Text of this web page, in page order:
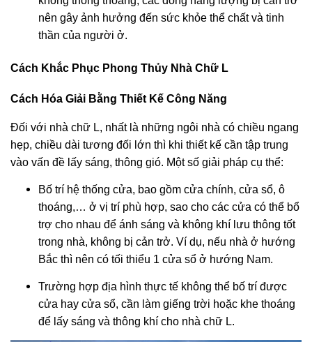
nên gây ảnh hưởng đến sức khỏe thể chất và tinh
thần của người ở.
Cách Khắc Phục Phong Thủy Nhà Chữ L
Cách Hóa Giải Bằng Thiết Kế Công Năng
Đối với nhà chữ L, nhất là những ngôi nhà có chiều ngang
hẹp, chiều dài tương đối lớn thì khi thiết kế cần tập trung
vào vấn đề lấy sáng, thông gió. Một số giải pháp cụ thể:
Bố trí hệ thống cửa, bao gồm cửa chính, cửa sổ, ô
thoáng,… ở vị trí phù hợp, sao cho các cửa có thể bổ
trợ cho nhau để ánh sáng và không khí lưu thông tốt
trong nhà, không bị cản trở. Ví dụ, nếu nhà ở hướng
Bắc thì nên có tối thiểu 1 cửa sổ ở hướng Nam.
Trường hợp địa hình thực tế không thể bố trí được
cửa hay cửa sổ, cần làm giếng trời hoặc khe thoáng
để lấy sáng và thông khí cho nhà chữ L.